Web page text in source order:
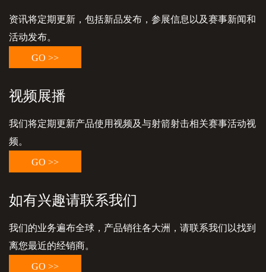
资讯将定期更新，包括新品发布，参展信息以及赛事新闻和
活动发布。
GO >>
视频展播
我们将定期更新产品使用视频及与射箭射击相关赛事活动视
频。
GO >>
如有兴趣请联系我们
我们的业务遍布全球，产品销往各大洲，请联系我们以找到
离您最近的经销商。
GO >>